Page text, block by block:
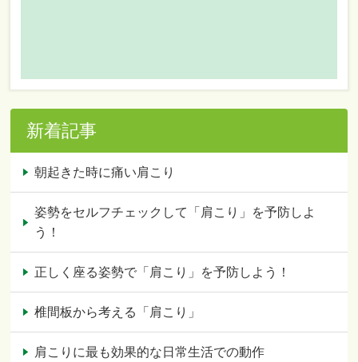
新着記事
朝起きた時に痛い肩こり
姿勢をセルフチェックして「肩こり」を予防しよ
う！
正しく座る姿勢で「肩こり」を予防しよう！
椎間板から考える「肩こり」
肩こりに最も効果的な日常生活での動作